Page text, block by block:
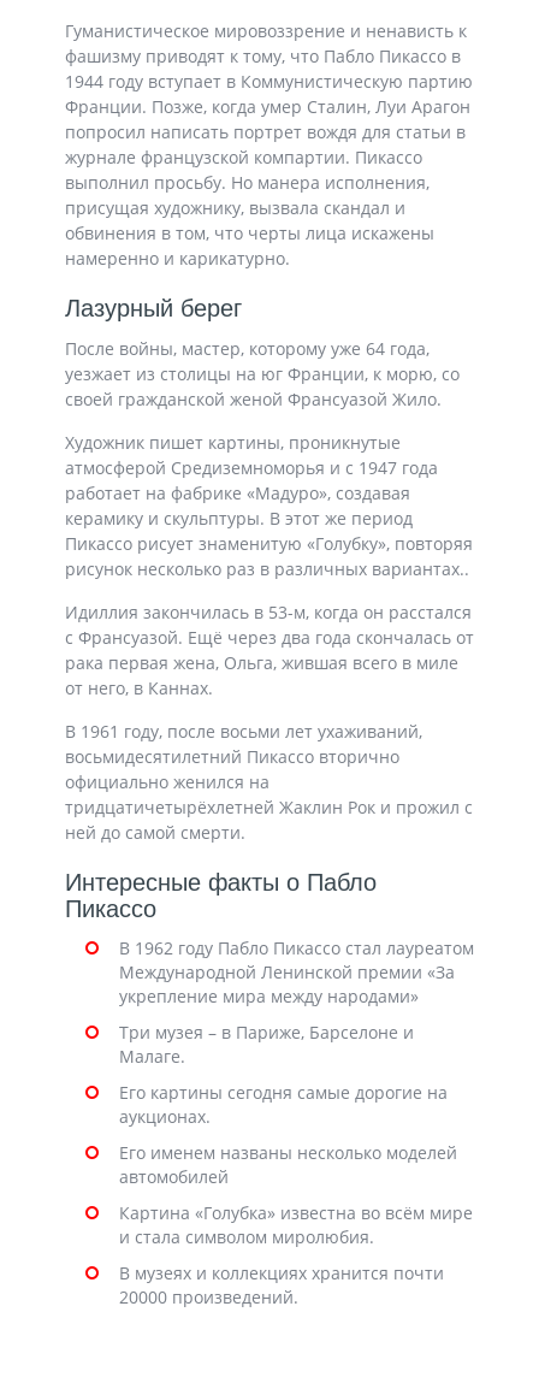
Гуманистическое мировоззрение и ненависть к
фашизму приводят к тому, что Пабло Пикассо в
1944 году вступает в Коммунистическую партию
Франции. Позже, когда умер Сталин, Луи Арагон
попросил написать портрет вождя для статьи в
журнале французской компартии. Пикассо
выполнил просьбу. Но манера исполнения,
присущая художнику, вызвала скандал и
обвинения в том, что черты лица искажены
намеренно и карикатурно.
Лазурный берег
После войны, мастер, которому уже 64 года,
уезжает из столицы на юг Франции, к морю, со
своей гражданской женой Франсуазой Жило.
Художник пишет картины, проникнутые
атмосферой Средиземноморья и с 1947 года
работает на фабрике «Мадуро», создавая
керамику и скульптуры. В этот же период
Пикассо рисует знаменитую «Голубку», повторяя
рисунок несколько раз в различных вариантах..
Идиллия закончилась в 53-м, когда он расстался
с Франсуазой. Ещё через два года скончалась от
рака первая жена, Ольга, жившая всего в миле
от него, в Каннах.
В 1961 году, после восьми лет ухаживаний,
восьмидесятилетний Пикассо вторично
официально женился на
тридцатичетырёхлетней Жаклин Рок и прожил с
ней до самой смерти.
Интересные факты о Пабло
Пикассо
В 1962 году Пабло Пикассо стал лауреатом
Международной Ленинской премии «За
укрепление мира между народами»
Три музея – в Париже, Барселоне и
Малаге.
Его картины сегодня самые дорогие на
аукционах.
Его именем названы несколько моделей
автомобилей
Картина «Голубка» известна во всём мире
и стала символом миролюбия.
В музеях и коллекциях хранится почти
20000 произведений.